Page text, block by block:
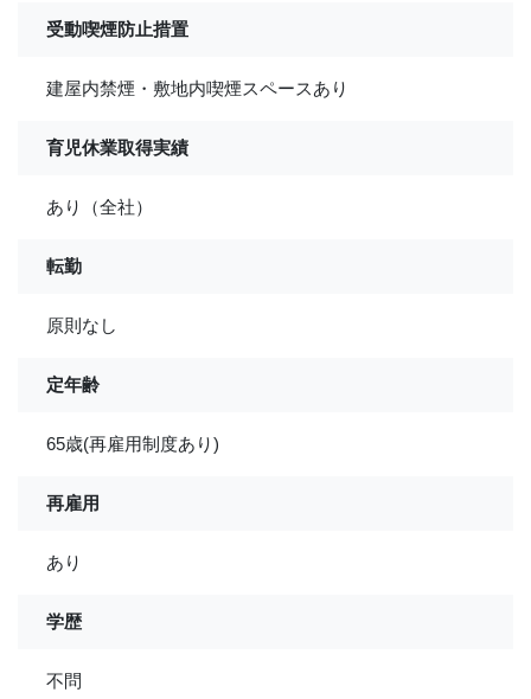
受動喫煙防止措置
建屋内禁煙・敷地内喫煙スペースあり
育児休業取得実績
あり（全社）
転勤
原則なし
定年齢
65歳(再雇用制度あり)
再雇用
あり
学歴
不問